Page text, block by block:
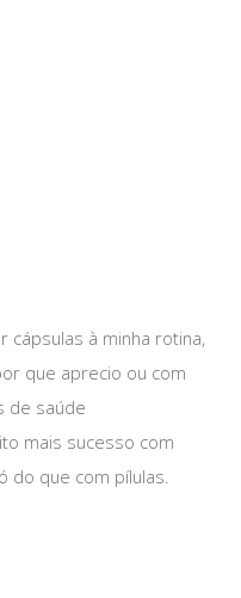
cápsulas à minha rotina,
que aprecio ou com
de saúde
mais sucesso com
do que com pílulas.